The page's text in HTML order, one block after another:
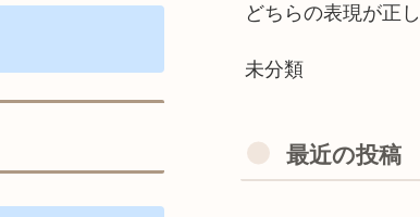
どちらの表現が正
未分類
最近の投稿